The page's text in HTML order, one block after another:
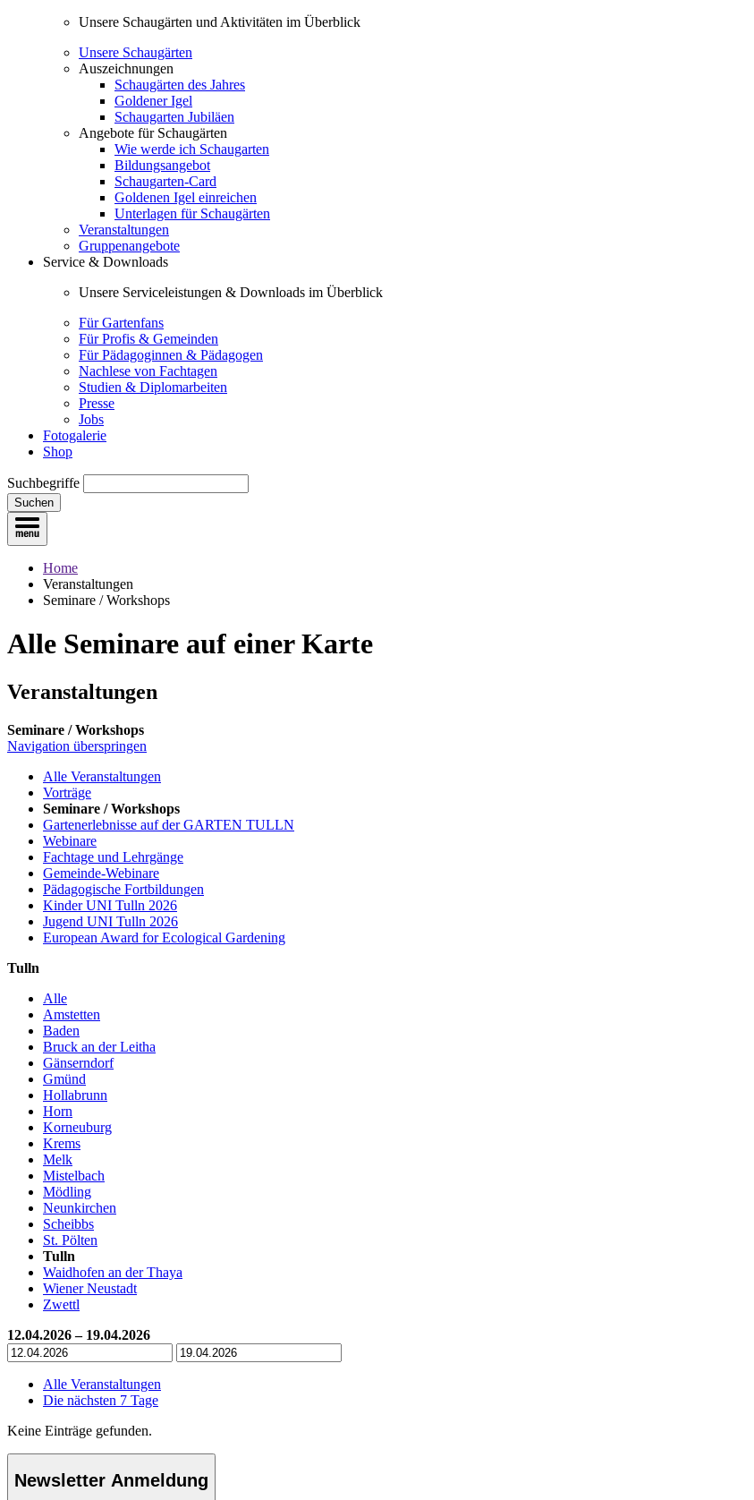
Unsere Schaugärten und Aktivitäten im Überblick
Unsere Schaugärten
Auszeichnungen
Schaugärten des Jahres
Goldener Igel
Schaugarten Jubiläen
Angebote für Schaugärten
Wie werde ich Schaugarten
Bildungsangebot
Schaugarten-Card
Goldenen Igel einreichen
Unterlagen für Schaugärten
Veranstaltungen
Gruppenangebote
Service & Downloads
Unsere Serviceleistungen & Downloads im Überblick
Für Gartenfans
Für Profis & Gemeinden
Für Pädagoginnen & Pädagogen
Nachlese von Fachtagen
Studien & Diplomarbeiten
Presse
Jobs
Fotogalerie
Shop
Suchbegriffe
Suchen
Home
Veranstaltungen
Seminare / Workshops
Alle Seminare auf einer Karte
Veranstaltungen
Seminare / Workshops
Navigation überspringen
Alle Veranstaltungen
Vorträge
Seminare / Workshops
Gartenerlebnisse auf der GARTEN TULLN
Webinare
Fachtage und Lehrgänge
Gemeinde-Webinare
Pädagogische Fortbildungen
Kinder UNI Tulln 2026
Jugend UNI Tulln 2026
European Award for Ecological Gardening
Tulln
Alle
Amstetten
Baden
Bruck an der Leitha
Gänserndorf
Gmünd
Hollabrunn
Horn
Korneuburg
Krems
Melk
Mistelbach
Mödling
Neunkirchen
Scheibbs
St. Pölten
Tulln
Waidhofen an der Thaya
Wiener Neustadt
Zwettl
12.04.2026 – 19.04.2026
Alle Veranstaltungen
Die nächsten 7 Tage
Keine Einträge gefunden.
Newsletter Anmeldung